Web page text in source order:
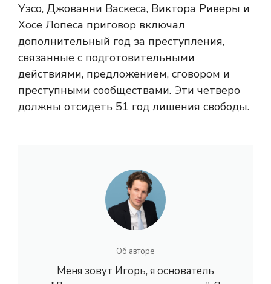
Уэсо, Джованни Васкеса, Виктора Риверы и
Хосе Лопеса приговор включал
дополнительный год за преступления,
связанные с подготовительными
действиями, предложением, сговором и
преступными сообществами. Эти четверо
должны отсидеть 51 год лишения свободы.
Об авторе
Меня зовут Игорь, я основатель